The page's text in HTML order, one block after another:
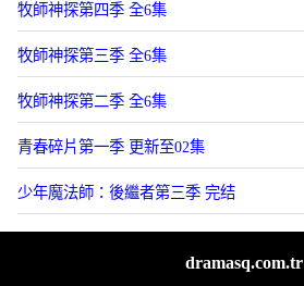
牧師神探第四季 全6集
牧師神探第三季 全6集
牧師神探第二季 全6集
青春碎片第一季 更新至02集
少年魔法師：後繼者第三季 完结
dramasq.com.tr